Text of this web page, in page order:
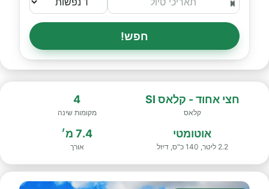
חפש!
חצי אחוד - קלאס SI
קלאס
4
מקומות שינה
אוטומטי
2.2 ליטר, 140 כ"ס, דיזל
7.4 מ׳
אורך